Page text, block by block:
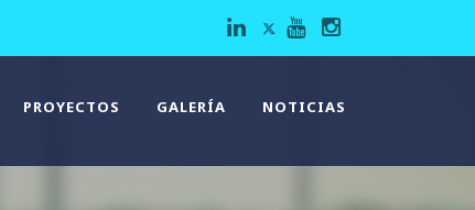
PROYECTOS GALERÍA NOTICIAS